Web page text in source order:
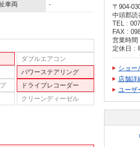
車両 -
ダブルエアコン
パワーステアリング
ドライブレコーダー
クリーンディーゼル
〒904-
中頭郡読
TEL :
FAX :
営業時間
定休日 :
ショー
店舗詳
ユーザ